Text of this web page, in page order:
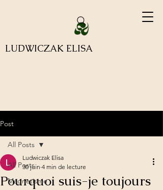
LUDWICZAK ELISA
Post
All Posts
Magnetisme
All Posts
Pourquoi suis-je toujours
Ludwiczak Elisa
30 juin 4 min de lecture